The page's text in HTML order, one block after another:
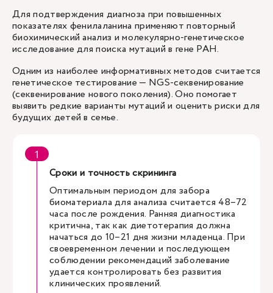
Для подтверждения диагноза при повышенных
показателях фенилаланина применяют повторный
биохимический анализ и молекулярно-генетическое
исследование для поиска мутаций в гене PAH.
Одним из наиболее информативных методов считается
генетическое тестирование — NGS-секвенирование
(секвенирование нового поколения). Оно помогает
выявить редкие варианты мутаций и оценить риски для
будущих детей в семье.
Сроки и точность скрининга
Оптимальным периодом для забора
биоматериала для анализа считается 48–72
часа после рождения. Ранняя диагностика
критична, так как диетотерапия должна
начаться до 10–21 дня жизни младенца. При
своевременном лечении и последующем
соблюдении рекомендаций заболевание
удается контролировать без развития
клинических проявлений.